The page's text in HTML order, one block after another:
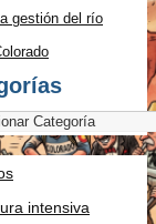
La gestión del río
intensiva